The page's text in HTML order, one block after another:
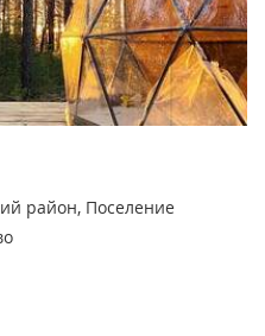
район, Поселение